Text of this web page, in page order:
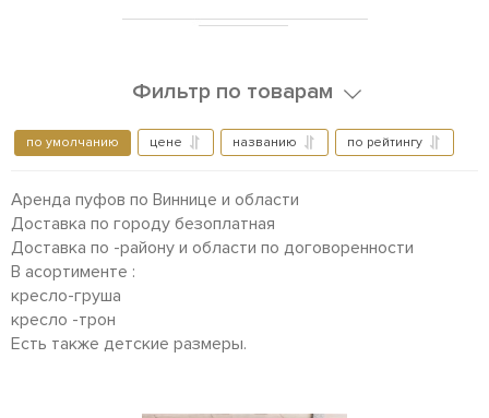
Фильтр по товарам
по умолчанию цене названию по рейтингу
Аренда пуфов по Виннице и области
Доставка по городу безоплатная
Доставка по -району и области по договоренности
В асортименте :
кресло-груша
кресло -трон
Есть также детские размеры.